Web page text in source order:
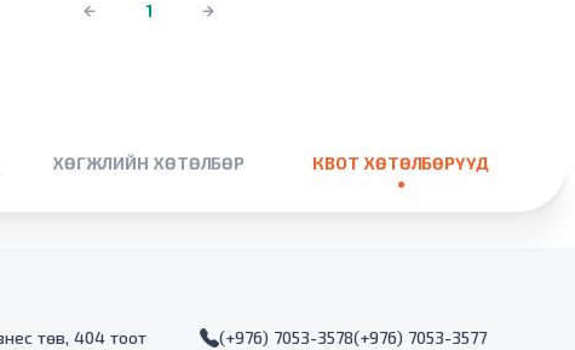
1
ХӨГЖЛИЙН ХӨТӨЛБӨР КВОТ ХӨТӨЛБӨРҮҮД
төв, 404 тоот (+976) 7053-3578(+976) 7053-3577